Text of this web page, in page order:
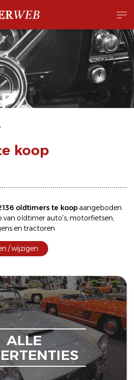
koop
oldtimers te koopaangeboden.
van oldtimerauto's,motorfietsen,
en tractoren.
/ wijzigen
ALLE